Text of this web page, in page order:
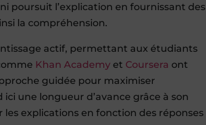
poursuit l’explication en fournissant des
la compréhension.
actif, permettant aux étudiants
Khan Academy et Coursera ont
guidée pour maximiser
une longueur d’avance grâce à son
explications en fonction des réponses